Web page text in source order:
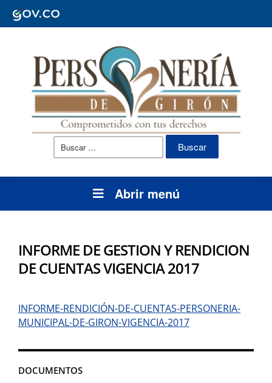
Buscar:
Abrir menú
DOCUMENTOS
INFORME DE GESTION Y RENDICION
DE CUENTAS VIGENCIA 2017
INFORME-RENDICIÓN-DE-CUENTAS-PERSONERIA-
MUNICIPAL-DE-GIRON-VIGENCIA-2017